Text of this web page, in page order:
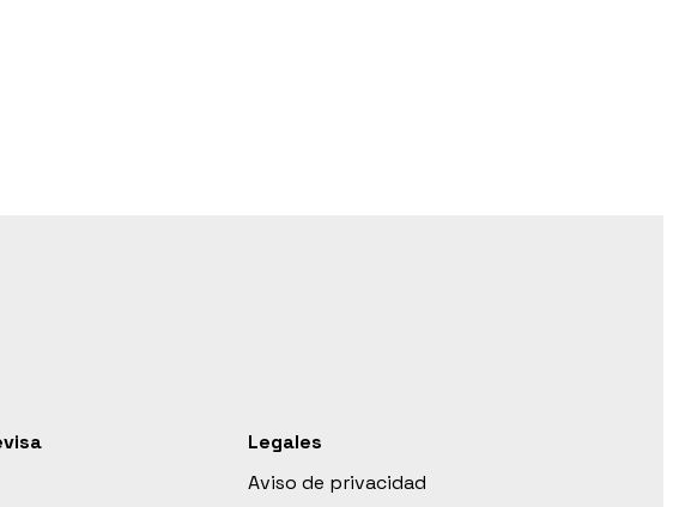
Legales
Aviso de privacidad